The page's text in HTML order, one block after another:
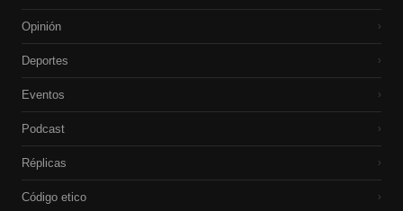
Opinión ›
Deportes ›
Eventos ›
Podcast ›
Réplicas ›
Código etico ›